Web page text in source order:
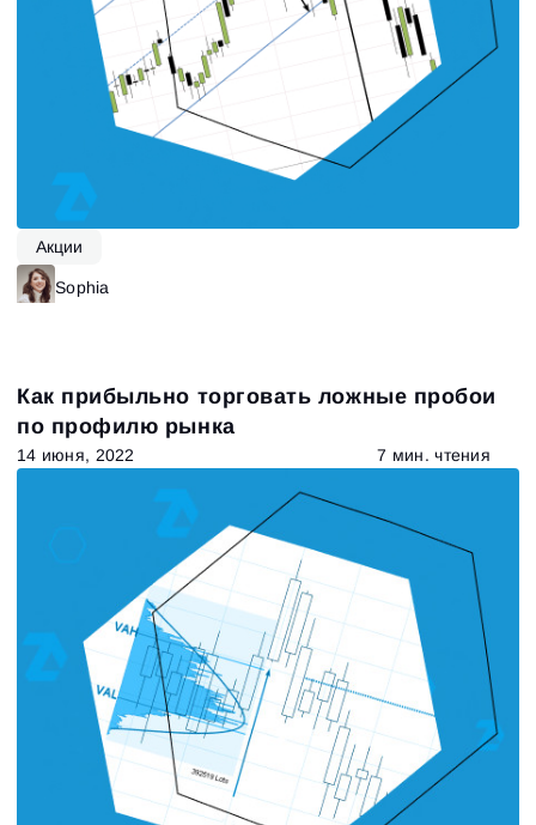
Акции
Sophia
Как прибыльно торговать ложные пробои
по профилю рынка
14 июня, 2022 7 мин. чтения